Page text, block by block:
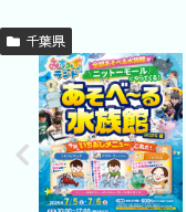
千葉県